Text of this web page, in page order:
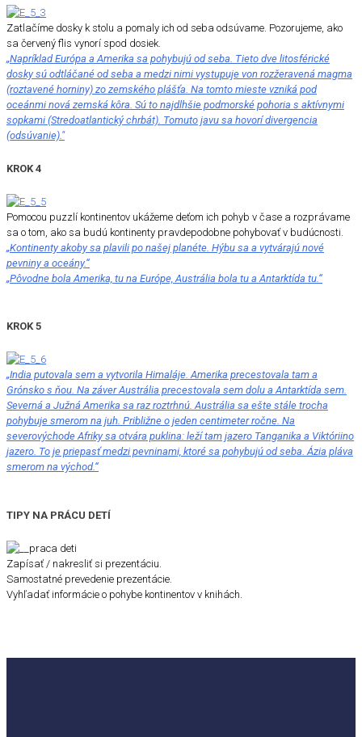
Zatlačíme dosky k stolu a pomaly ich od seba odsúvame. Pozorujeme, ako
sa červený flis vynorí spod dosiek.
„Napríklad Európa a Amerika sa pohybujú od seba. Tieto dve litosférické
dosky sú odtláčané od seba a medzi nimi vystupuje von rozžeravená magma
(roztavené horniny) zo zemského plášťa. Na tomto mieste vzniká pod
oceánmi nová zemská kôra. Sú to najdlhšie podmorské pohoria s aktívnymi
sopkami (Stredoatlantický chrbát). Tomuto javu sa hovorí divergencia
(odsúvanie)."
KROK 4
Pomocou puzzlí kontinentov ukážeme deťom ich pohyb v čase a rozprávame
sa o tom, ako sa budú kontinenty pravdepodobne pohybovať v budúcnosti.
„Kontinenty akoby sa plavili po našej planéte. Hýbu sa a vytvárajú nové
pevniny a oceány.“
„Pôvodne bola Amerika, tu na Európe, Austrália bola tu a Antarktída tu.“
KROK 5
„India putovala sem a vytvorila Himaláje. Amerika precestovala tam a
Grónsko s ňou. Na záver Austrália precestovala sem dolu a Antarktída sem.
Severná a Južná Amerika sa raz roztrhnú. Austrália sa ešte stále trocha
pohybuje smerom na juh. Približne o jeden centimeter ročne. Na
severovýchode Afriky sa otvára puklina: leží tam jazero Tanganika a Viktóriino
jazero. To je priepasť medzi pevninami, ktoré sa pohybujú od seba. Ázia pláva
smerom na východ.“
TIPY NA PRÁCU DETÍ
Zapísať / nakresliť si prezentáciu.
Samostatné prevedenie prezentácie.
Vyhľadať informácie o pohybe kontinentov v knihách.